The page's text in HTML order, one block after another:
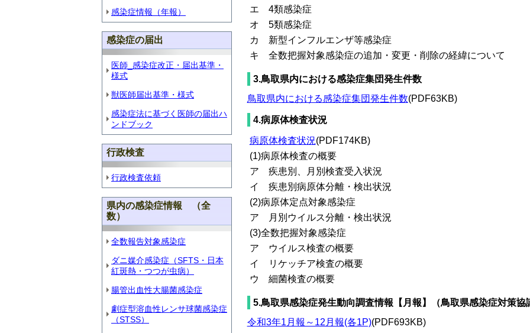
感染症情報（年報）
感染症の届出
医師_感染症改正・届出基準・
様式
獣医師届出基準・様式
感染症法に基づく医師の届出ハ
ンドブック
行政検査
行政検査依頼
県内の感染症情報 （全
数）
全数報告対象感染症
ダニ媒介感染症（SFTS・日本
紅斑熱・つつが虫病）
腸管出血性大腸菌感染症
劇症型溶血性レンサ球菌感染症
（STSS）
エ 4類感染症
オ 5類感染症
カ 新型インフルエンザ等感染症
キ 全数把握対象感染症の追加・変更・削除の経緯について
3.鳥取県内における感染症集団発生件数
鳥取県内における感染症集団発生件数(PDF63KB)
4.病原体検査状況
病原体検査状況(PDF174KB)
(1)病原体検査の概要
ア 疾患別、月別検査受入状況
イ 疾患別病原体分離・検出状況
(2)病原体定点対象感染症
ア 月別ウイルス分離・検出状況
(3)全数把握対象感染症
ア ウイルス検査の概要
イ リケッチア検査の概要
ウ 細菌検査の概要
5.鳥取県感染症発生動向調査情報【月報】（鳥取県感染症対策協
令和3年1月報～12月報(各1P)(PDF693KB)